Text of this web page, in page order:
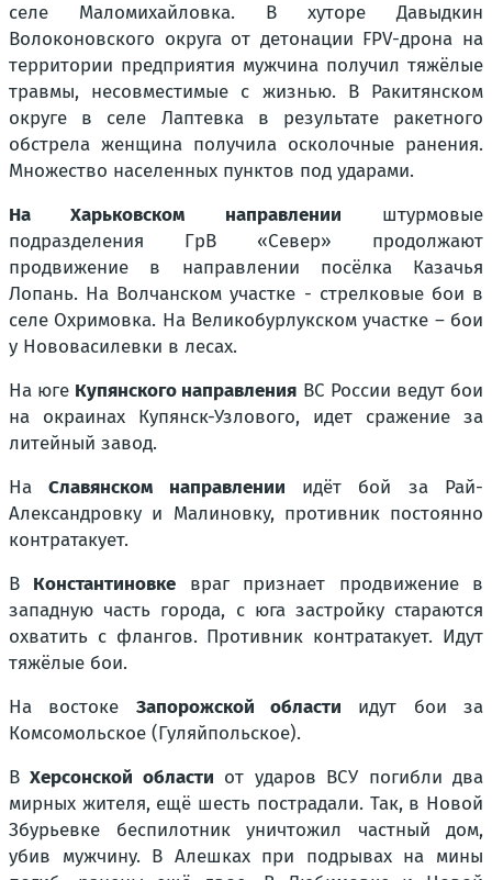
селе Маломихайловка. В хуторе Давыдкин
Волоконовского округа от детонации FPV-дрона на
территории предприятия мужчина получил тяжёлые
травмы, несовместимые с жизнью. В Ракитянском
округе в селе Лаптевка в результате ракетного
обстрела женщина получила осколочные ранения.
Множество населенных пунктов под ударами.
На Харьковском направлении штурмовые
подразделения ГрВ «Север» продолжают
продвижение в направлении посёлка Казачья
Лопань. На Волчанском участке - стрелковые бои в
селе Охримовка. На Великобурлукском участке – бои
у Нововасилевки в лесах.
На юге Купянского направления ВС России ведут бои
на окраинах Купянск-Узлового, идет сражение за
литейный завод.
НаСлавянском направлении идёт бой за Рай-
Александровку и Малиновку, противник постоянно
контратакует.
В Константиновке враг признает продвижение в
западную часть города, с юга застройку стараются
охватить с флангов. Противник контратакует. Идут
тяжёлые бои.
На востоке Запорожской области идут бои за
Комсомольское (Гуляйпольское).
ВХерсонской области от ударов ВСУ погибли два
мирных жителя, ещё шесть пострадали. Так, в Новой
Збурьевке беспилотник уничтожил частный дом,
убив мужчину. В Алешках при подрывах на мины